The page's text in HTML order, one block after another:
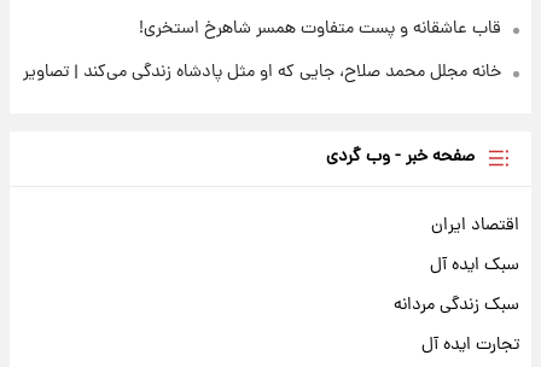
قاب عاشقانه و پست متفاوت همسر شاهرخ استخری!
خانه مجلل محمد صلاح، جایی که او مثل پادشاه زندگی می‌کند | تصاویر
صفحه خبر - وب گردی
اقتصاد ایران
سبک ایده آل
سبک زندگی مردانه
تجارت ایده آل